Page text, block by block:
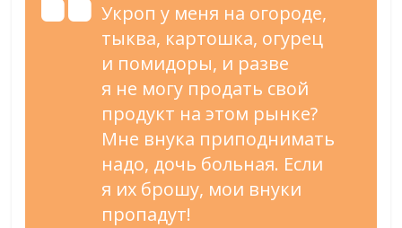
Укроп у меня на огороде,
тыква, картошка, огурец
и помидоры, и разве
я не могу продать свой
продукт на этом рынке?
Мне внука приподнимать
надо, дочь больная. Если
я их брошу, мои внуки
пропадут!